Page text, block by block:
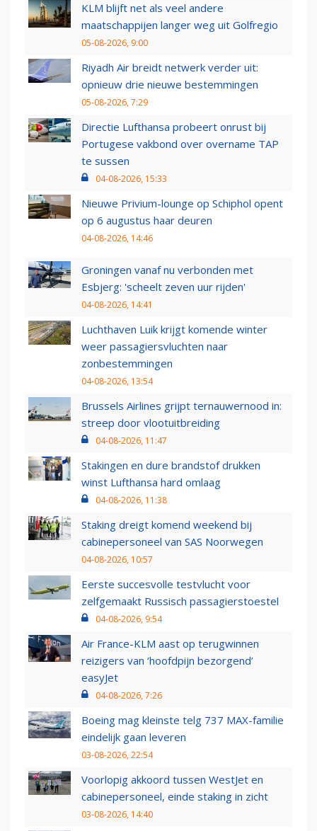
KLM blijft net als veel andere
maatschappijen langer weg uit Golfregio
05-08-2026, 9:00
Riyadh Air breidt netwerk verder uit:
opnieuw drie nieuwe bestemmingen
05-08-2026, 7:29
Directie Lufthansa probeert onrust bij
Portugese vakbond over overname TAP
te sussen
04-08-2026, 15:33
Nieuwe Privium-lounge op Schiphol opent
op 6 augustus haar deuren
04-08-2026, 14:46
Groningen vanaf nu verbonden met
Esbjerg: 'scheelt zeven uur rijden'
04-08-2026, 14:41
Luchthaven Luik krijgt komende winter
weer passagiersvluchten naar
zonbestemmingen
04-08-2026, 13:54
Brussels Airlines grijpt ternauwernood in:
streep door vlootuitbreiding
04-08-2026, 11:47
Stakingen en dure brandstof drukken
winst Lufthansa hard omlaag
04-08-2026, 11:38
Staking dreigt komend weekend bij
cabinepersoneel van SAS Noorwegen
04-08-2026, 10:57
Eerste succesvolle testvlucht voor
zelfgemaakt Russisch passagierstoestel
04-08-2026, 9:54
Air France-KLM aast op terugwinnen
reizigers van ‘hoofdpijn bezorgend’
easyJet
04-08-2026, 7:26
Boeing mag kleinste telg 737 MAX-familie
eindelijk gaan leveren
03-08-2026, 22:54
Voorlopig akkoord tussen WestJet en
cabinepersoneel, einde staking in zicht
03-08-2026, 14:40